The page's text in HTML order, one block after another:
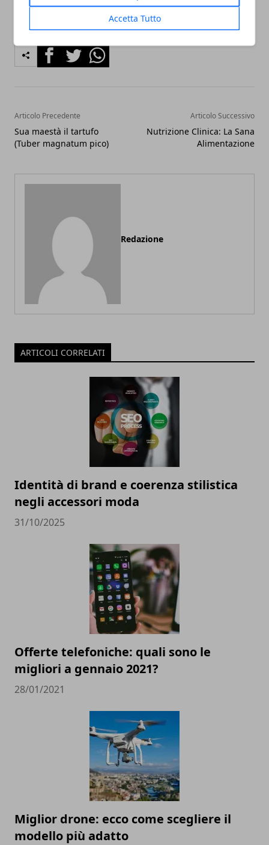
Accetta Tutto
Facebook
TwitterWhatsapp
Articolo Precedente
Sua maestà il tartufo
(Tuber magnatum pico)
Articolo Successivo
Nutrizione Clinica: La Sana
Alimentazione
Redazione
ARTICOLI CORRELATI
Identità di brand e coerenza stilistica
negli accessori moda
31/10/2025
Offerte telefoniche: quali sono le
migliori a gennaio 2021?
28/01/2021
Miglior drone: ecco come scegliere il
modello più adatto